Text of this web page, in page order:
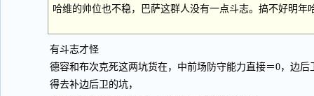
哈维的帅位也不稳，巴萨这群人没有一点斗志。搞不好明年
有斗志才怪
德容和布次克死这两坑货在，中前场防守能力直接＝0，边
得去补边后卫的坑，